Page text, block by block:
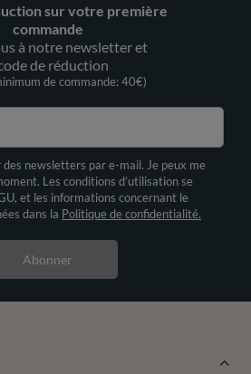
sur votre première
commande
à notre newsletter et
de réduction
de commande: 40€)
des newsletters par e-mail. Je peux me
Les conditions d’utilisation se
et les informations concernant le
dans la Politique de confidentialité.
Abonner